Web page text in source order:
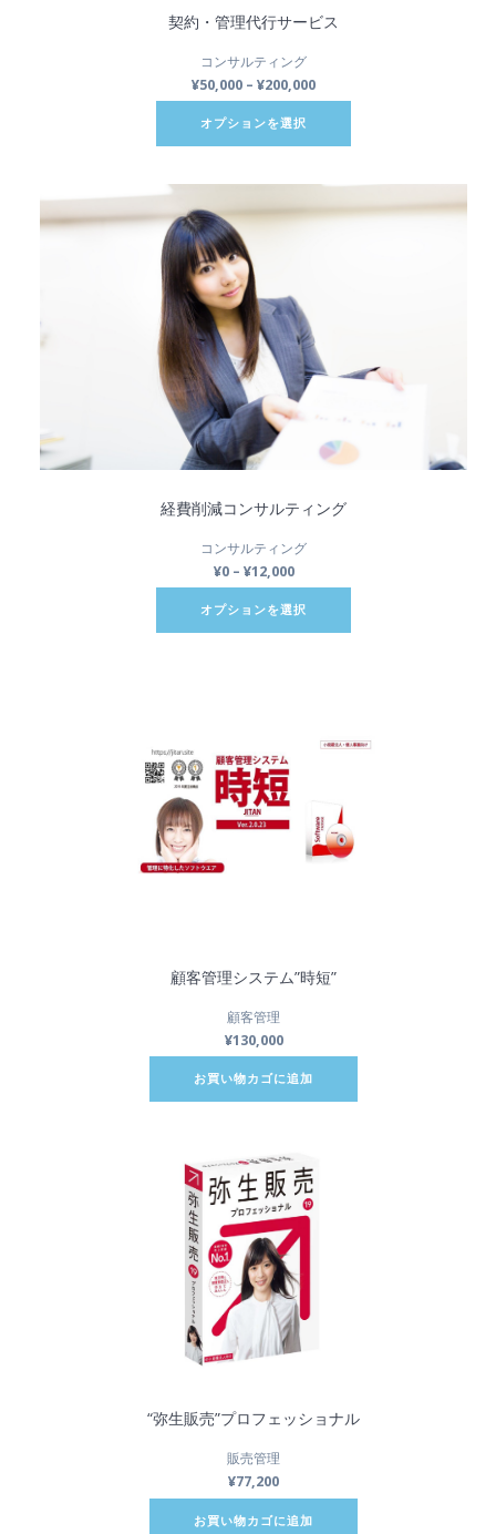
契約・管理代行サービス
コンサルティング
¥50,000 – ¥200,000
オプションを選択
経費削減コンサルティング
コンサルティング
¥0 – ¥12,000
オプションを選択
顧客管理システム”時短”
顧客管理
¥130,000
お買い物カゴに追加
“弥生販売”プロフェッショナル
販売管理
¥77,200
お買い物カゴに追加